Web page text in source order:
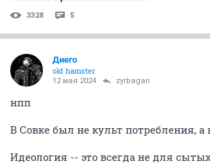
3328 5
Диего
old hamster
12 мая 2024 zyrbagan
нпп
В Совке был не культ потребления, а
Идеология -- это всегда не для